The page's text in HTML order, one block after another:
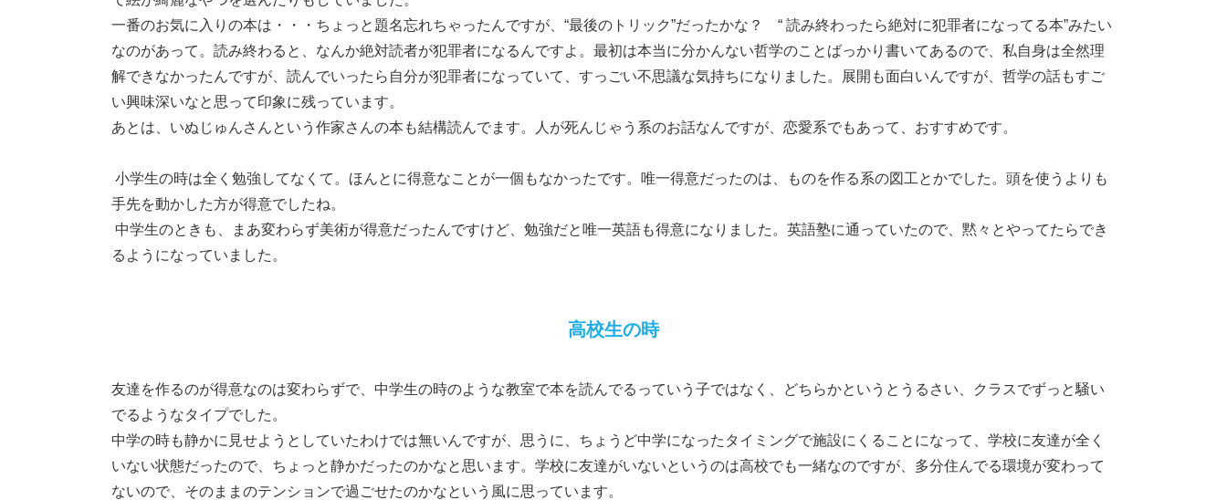
一番のお気に入りの本は・・・ちょっと題名忘れちゃったんですが、“最後のトリック”だったかな？ “ 読み終わったら絶対に犯罪者になってる本”みたい
なのがあって。読み終わると、なんか絶対読者が犯罪者になるんですよ。最初は本当に分かんない哲学のことばっかり書いてあるので、私自身は全然理
解できなかったんですが、読んでいったら自分が犯罪者になっていて、すっごい不思議な気持ちになりました。展開も面白いんですが、哲学の話もすご
い興味深いなと思って印象に残っています。
あとは、いぬじゅんさんという作家さんの本も結構読んでます。人が死んじゃう系のお話なんですが、恋愛系でもあって、おすすめです。
小学生の時は全く勉強してなくて。ほんとに得意なことが一個もなかったです。唯一得意だったのは、ものを作る系の図工とかでした。頭を使うよりも
手先を動かした方が得意でしたね。
中学生のときも、まあ変わらず美術が得意だったんですけど、勉強だと唯一英語も得意になりました。英語塾に通っていたので、黙々とやってたらでき
るようになっていました。
高校生の時
友達を作るのが得意なのは変わらずで、中学生の時のような教室で本を読んでるっていう子ではなく、どちらかというとうるさい、クラスでずっと騒い
でるようなタイプでした。
中学の時も静かに見せようとしていたわけでは無いんですが、思うに、ちょうど中学になったタイミングで施設にくることになって、学校に友達が全く
いない状態だったので、ちょっと静かだったのかなと思います。学校に友達がいないというのは高校でも一緒なのですが、多分住んでる環境が変わって
ないので、そのままのテンションで過ごせたのかなという風に思っています。